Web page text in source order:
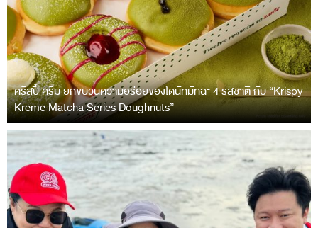
คริสปี้ ครีม ยกขบวนความอร่อยของโดนัทมัทฉะ 4 รสชาติ กับ “Krispy
Kreme Matcha Series Doughnuts”